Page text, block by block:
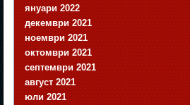
януари 2022
декември 2021
ноември 2021
октомври 2021
септември 2021
август 2021
юли 2021